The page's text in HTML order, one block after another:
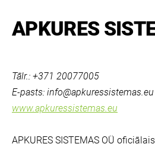
APKURES
Tālr.: +371 20077005
E-pasts: info@apkuressistemas.eu
www.apkuressistemas.eu
APKURES SISTEMAS OÜ